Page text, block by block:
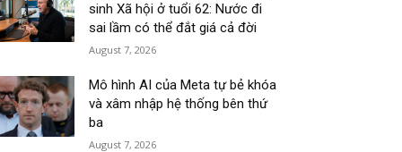
sinh Xã hội ở tuổi 62: Nước đi
sai lầm có thể đắt giá cả đời
August 7, 2026
Mô hình AI của Meta tự bẻ khóa
và xâm nhập hệ thống bên thứ
ba
August 7, 2026